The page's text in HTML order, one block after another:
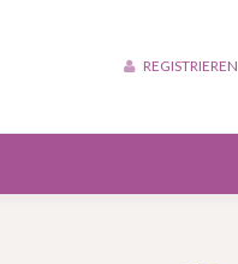
REGISTRIEREN